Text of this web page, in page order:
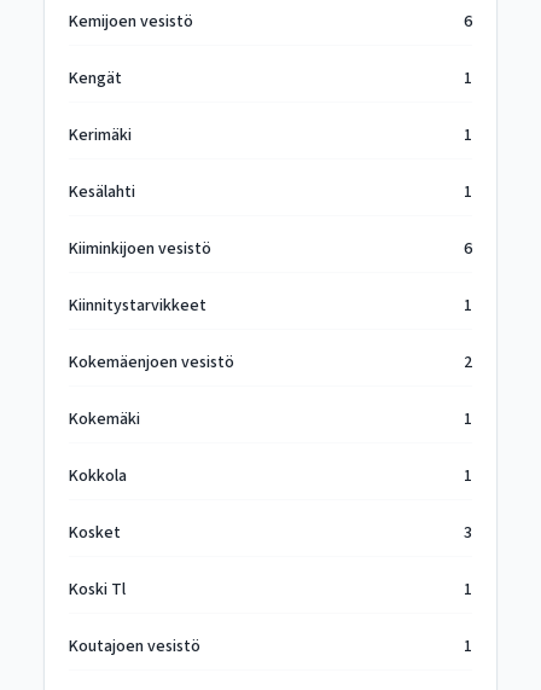
Kemijoen vesistö 6
Kengät 1
Kerimäki 1
Kesälahti 1
Kiiminkijoen vesistö 6
Kiinnitystarvikkeet 1
Kokemäenjoen vesistö 2
Kokemäki 1
Kokkola 1
Kosket 3
Koski Tl 1
Koutajoen vesistö 1